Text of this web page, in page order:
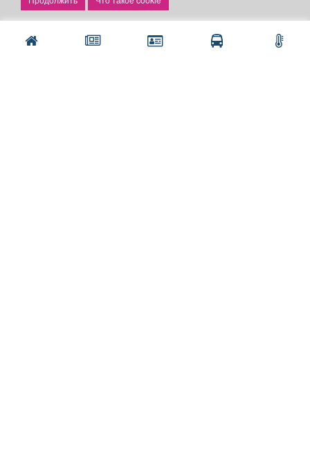
Установить приложение
Подать объявление